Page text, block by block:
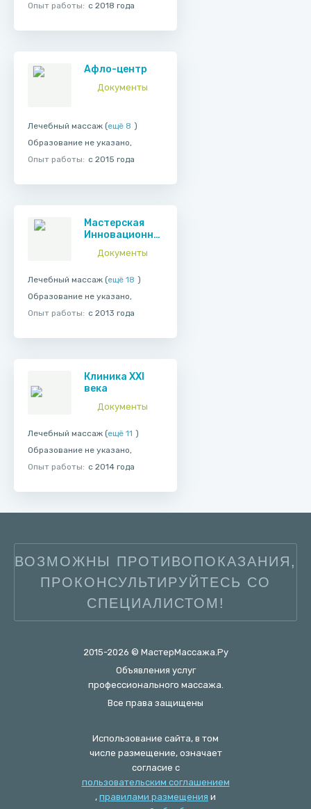
Опыт работы: с 2018 года
Афло-центр
Документы
Лечебный массаж (ещё 8 )
Образование не указано,
Опыт работы: с 2015 года
Мастерская
Инновационной
Документы
Лечебный массаж (ещё 18 )
Образование не указано,
Опыт работы: с 2013 года
Клиника XXI
века
Документы
Лечебный массаж (ещё 11 )
Образование не указано,
Опыт работы: с 2014 года
ВОЗМОЖНЫ ПРОТИВОПОКАЗАНИЯ,
ПРОКОНСУЛЬТИРУЙТЕСЬ СО
СПЕЦИАЛИСТОМ!
2015-2026 © МастерМассажа.Ру
Объявления услуг
профессионального массажа.
Все права защищены
Использование сайта, в том
числе размещение, означает
согласие с
пользовательским соглашением
, правилами размещения и